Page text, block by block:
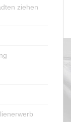
ziehen